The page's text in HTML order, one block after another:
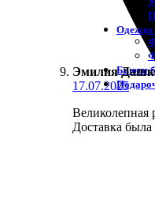
Одежда
Бьюти-
Эмилия
17.07.2025
Великолепная
Доставка была